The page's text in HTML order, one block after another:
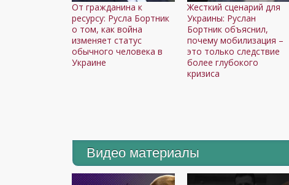
От гражданина к
ресурсу: Русла Бортник
о том, как война
изменяет статус
обычного человека в
Украине
Жесткий сценарий для
Украины: Руслан
Бортник объяснил,
почему мобилизация –
это только следствие
более глубокого
кризиса
Видео материалы